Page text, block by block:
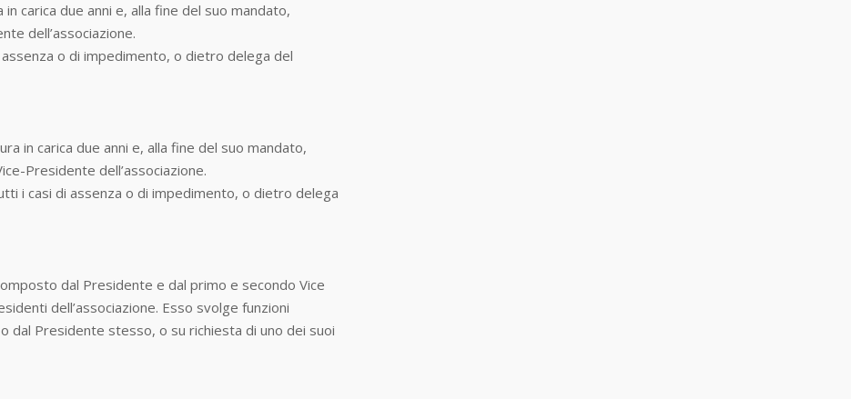
carica due anni e, alla fine del suo mandato,
dell’associazione.
o di impedimento, o dietro delega del
in carica due anni e, alla fine del suo mandato,
Presidente dell’associazione.
i casi di assenza o di impedimento, o dietro delega
dal Presidente e dal primo e secondo Vice
dell’associazione. Esso svolge funzioni
dal Presidente stesso, o su richiesta di uno dei suoi